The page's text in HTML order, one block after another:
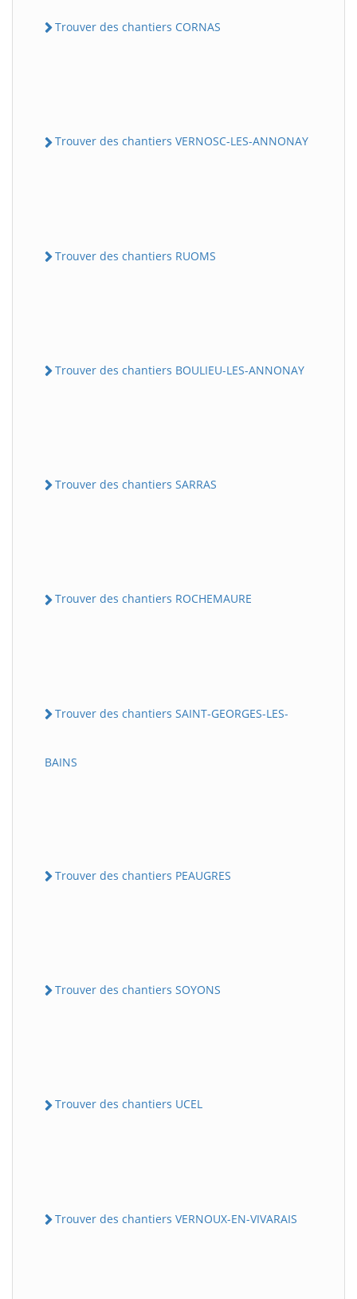
Trouver des chantiers CORNAS
Trouver des chantiers VERNOSC-LES-ANNONAY
Trouver des chantiers RUOMS
Trouver des chantiers BOULIEU-LES-ANNONAY
Trouver des chantiers SARRAS
Trouver des chantiers ROCHEMAURE
Trouver des chantiers SAINT-GEORGES-LES-
BAINS
Trouver des chantiers PEAUGRES
Trouver des chantiers SOYONS
Trouver des chantiers UCEL
Trouver des chantiers VERNOUX-EN-VIVARAIS